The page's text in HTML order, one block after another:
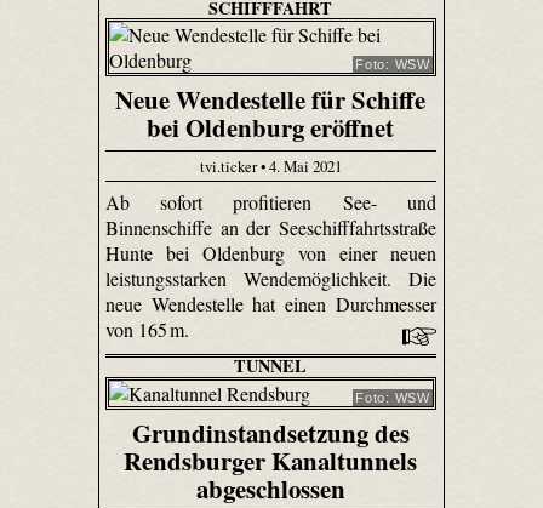
SCHIFFFAHRT
Foto: WSW
Neue Wendestelle für Schiffe
bei Oldenburg eröffnet
tvi.ticker • 4. Mai 2021
Ab sofort profitieren See- und
Binnenschiffe an der Seeschifffahrtsstraße
Hunte bei Oldenburg von einer neuen
leistungsstarken Wendemöglichkeit. Die
neue Wendestelle hat einen Durchmesser
von 165 m.
TUNNEL
Foto: WSW
Grundinstandsetzung des
Rendsburger Kanaltunnels
abgeschlossen